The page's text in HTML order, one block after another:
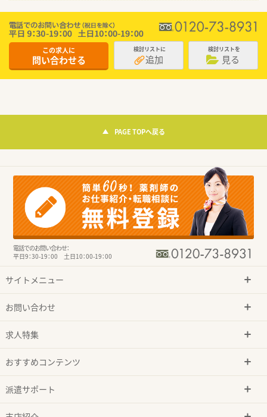
この求人に
問い合わせる
検討リストに
追加
検討リストを
見る
PAGE TOPへ戻る
電話でのお問い合わせ：
平日9：30-19：00 土日10：00-19：00
サイトメニュー
お問い合わせ
求人特集
おすすめコンテンツ
派遣サポート